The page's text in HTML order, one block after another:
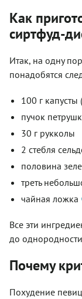
Как
сиртфуд-
Итак, на одну
понадобятся
100 г
пучок
30 г рукколы
2 стебля
половина
треть
чайная ложка
Все эти
до
Почему
Похудение